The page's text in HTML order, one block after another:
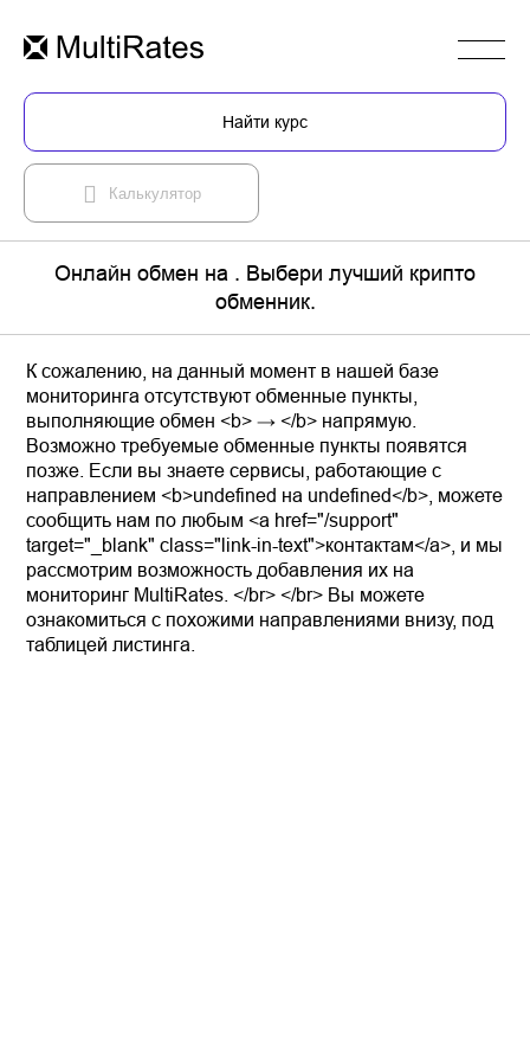
Найти курс
Калькулятор
Онлайн обмен на . Выбери лучший крипто
обменник.
К сожалению, на данный момент в нашей базе
мониторинга отсутствуют обменные пункты,
выполняющие обмен <b> → </b> напрямую.
Возможно требуемые обменные пункты появятся
позже. Если вы знаете сервисы, работающие с
направлением <b>undefined на undefined</b>, можете
сообщить нам по любым <a href="/support"
target="_blank" class="link-in-text">контактам</a>, и мы
рассмотрим возможность добавления их на
мониторинг MultiRates. </br> </br> Вы можете
ознакомиться с похожими направлениями внизу, под
таблицей листинга.